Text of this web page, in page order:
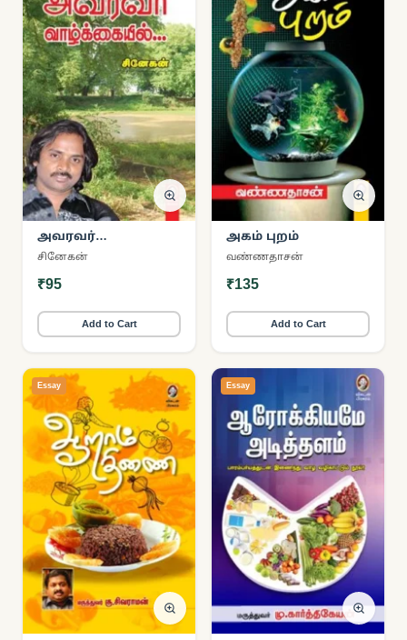
அவரவர்
வாழ்க்கையில்
சினேகன்
₹95
Add to Cart
அகம் புறம்
வண்ணதாசன்
₹135
Add to Cart
Essay Essay